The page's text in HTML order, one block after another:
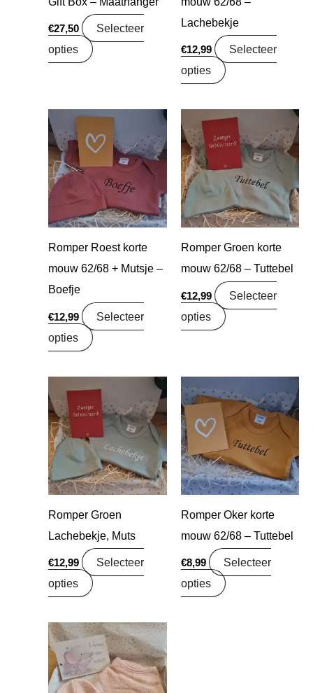
€27,50
Selecteer
opties
Lachebekje
€12,99
Selecteer
opties
Romper Roest korte
mouw 62/68 + Mutsje –
Boefje
€12,99
Selecteer
opties
Romper Groen korte
mouw 62/68 – Tuttebel
€12,99
Selecteer
opties
Romper Groen
Lachebekje, Muts
€12,99
Selecteer
opties
Romper Oker korte
mouw 62/68 – Tuttebel
€8,99
Selecteer
opties